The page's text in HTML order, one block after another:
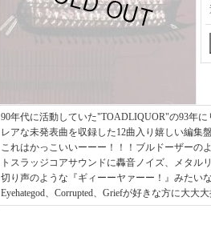
90年代に活動していた"TOADLIQUOR"の93年
レアな未発表曲を収録した12曲入り嬉しい編集
これはかっこいいーーー！！！ブルドーザーの
トスラッジコアサウンドに轟音ノイズ、メタ
切り声のような『ギィーーヤァーー！』みたい
Eyehategod、Corrupted、Griefが好きな方に大大大